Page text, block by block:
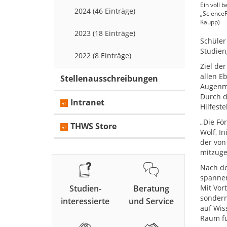
Ein voll
Kaupp)
Ziel
allen
Durch
„Die
Wolf,
der
Nach
Mit
auf
Raum
2024 (46 Einträge)
2023 (18 Einträge)
2022 (8 Einträge)
Stellenausschreibungen
Intranet
THWS Store
Studien-
interessierte
Beratung
und Service